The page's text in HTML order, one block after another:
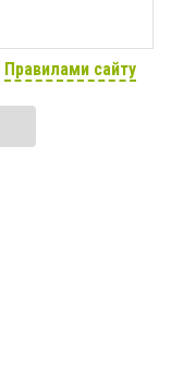
Правилами сайту